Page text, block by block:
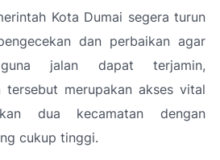
Kota Dumai segera turun
dan perbaikan agar
jalan dapat terjamin,
tersebut merupakan akses vital
dua kecamatan dengan
cukup tinggi.